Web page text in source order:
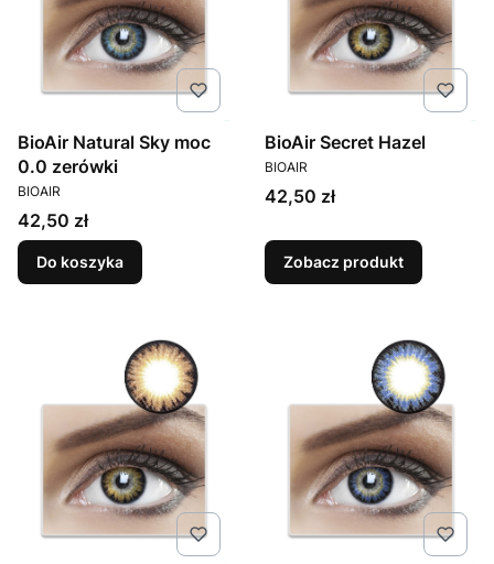
BioAir Natural Sky moc
0.0 zerówki
PRODUCENT
BIOAIR
Cena
42,50 zł
Do koszyka
BioAir Secret Hazel
PRODUCENT
BIOAIR
Cena
42,50 zł
Zobacz produkt